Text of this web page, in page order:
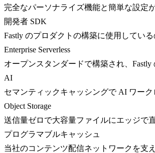
完全なパーソナライズ機能と簡単な設定
開発者 SDK
Fastly のプロダクトの構築に使用してい
Enterprise Serverless
オープンスタンダードで構築され、
AI
セマンティックキャッシングで AI ワー
Object Storage
送信量ゼロで大容量ファイルにエッジで
プログラマブルキャッシュ
当社のコンテンツ配信ネットワークを支